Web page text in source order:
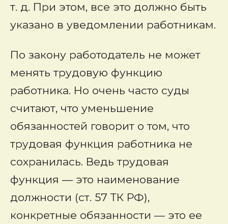
т. д. При этом, все это должно быть
указано в уведомлении работникам.
По закону работодатель не может
менять трудовую функцию
работника. Но очень часто суды
считают, что уменьшение
обязанностей говорит о том, что
трудовая функция работника не
сохранилась. Ведь трудовая
функция — это наименование
должности (ст. 57 ТК РФ),
конкретные обязанности — это ее